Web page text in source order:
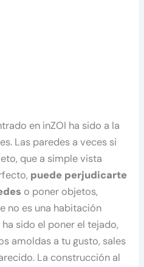
en inZOI ha sido a la
Las paredes a veces si
que a simple vista
puede perjudicarte
o poner objetos,
no es una habitación
sido el poner el tejado,
amoldas a tu gusto, sales
La construcción al